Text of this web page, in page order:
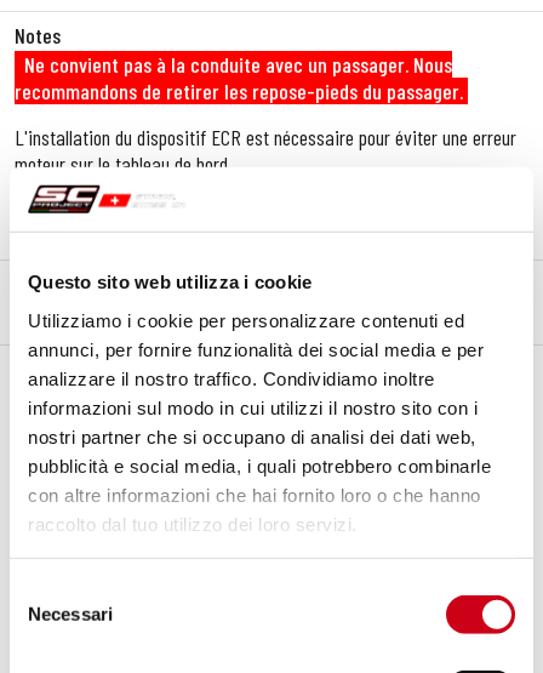
Questo sito web utilizza i cookie
Utilizziamo i cookie per personalizzare contenuti ed
annunci, per fornire funzionalità dei social media e per
analizzare il nostro traffico. Condividiamo inoltre
informazioni sul modo in cui utilizzi il nostro sito con i
nostri partner che si occupano di analisi dei dati web,
pubblicità e social media, i quali potrebbero combinarle
con altre informazioni che hai fornito loro o che hanno
raccolto dal tuo utilizzo dei loro servizi.
delNecessari
Notes
Ne convient pas à la conduite avec un passager. Nous
recommandons de retirer les repose-pieds du passager.
L'installation du dispositif ECR est nécessaire pour éviter une erreur
moteur sur le tableau de bord.
Visitez la page dédiée au
DESCRIPTION CONTENU DU KIT
Description
SC-Projecta déployé toute l'expérience acquise au cours de sa
longue collaboration avecAprilia Racingpour développer cette ligne
complète équipée de l'emblématique silencieux en fibre de carbone
CR-T, dédié à l'Aprilia Tuono 660 M.Y. 2025 .
Tout a été développé pour offrir lesmeilleures performances
qu'uneaugmentationsignificativede l'agilitéde l'Aprilia Tuono
de plus de-60
%(par rapport à l’original) et un incroyable
de